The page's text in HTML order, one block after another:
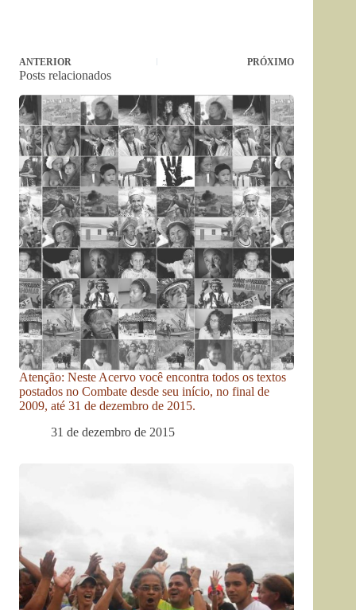
ANTERIOR PRÓXIMO
Posts relacionados
Atenção: Neste Acervo você encontra todos os textos
postados no Combate desde seu início, no final de
2009, até 31 de dezembro de 2015.
31 de dezembro de 2015